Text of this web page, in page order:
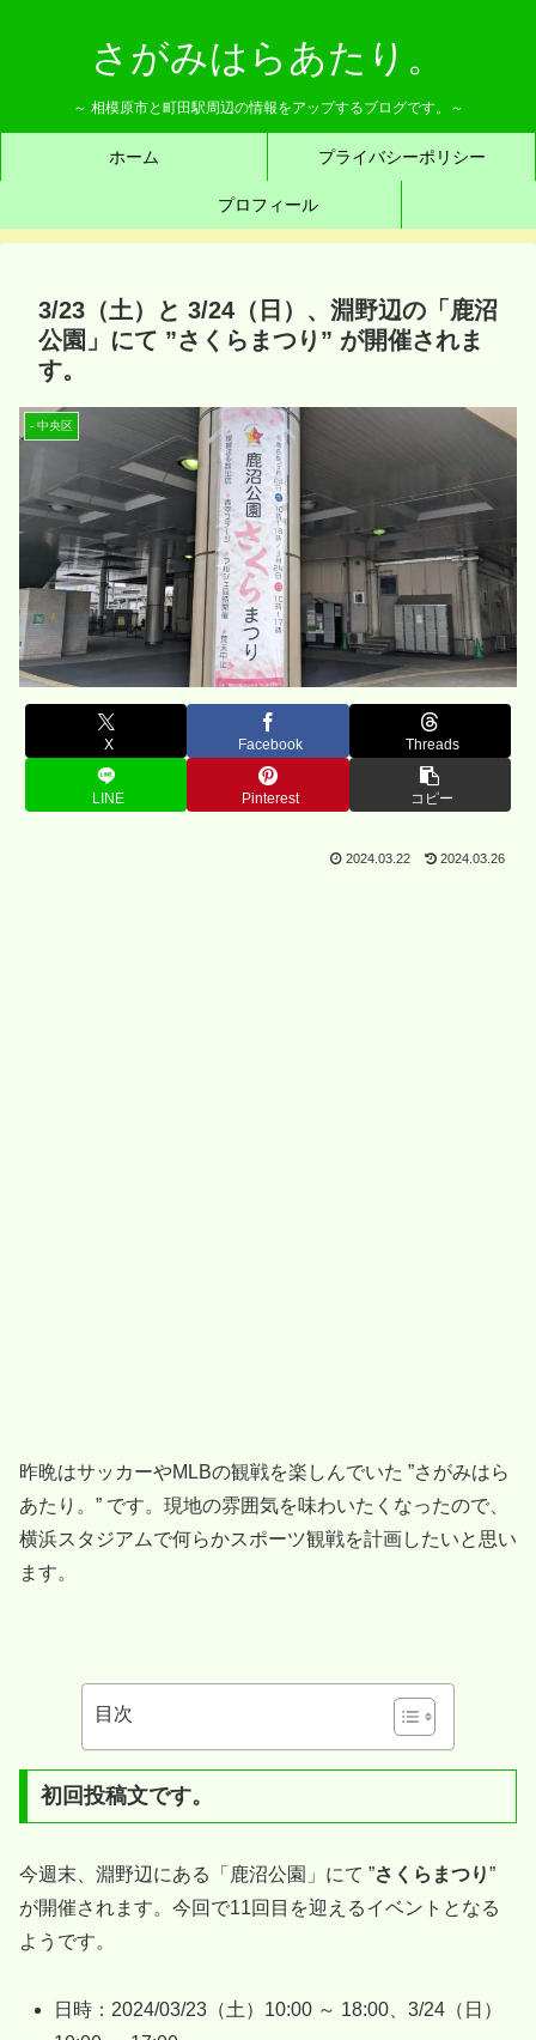
さがみはらあたり。
～ 相模原市と町田駅周辺の情報をアップするブログです。～
ホーム プライバシーポリシー
プロフィール
3/23（土）と 3/24（日）、淵野辺の「鹿沼
公園」にて ”さくらまつり” が開催されま
す。
- 中央区
X Facebook Threads
LINE Pinterest コピー
2024.03.22 2024.03.26
昨晩はサッカーやMLBの観戦を楽しんでいた ”さがみはら
あたり。” です。現地の雰囲気を味わいたくなったので、
横浜スタジアムで何らかスポーツ観戦を計画したいと思い
ます。
目次
初回投稿文です。
今週末、淵野辺にある「鹿沼公園」にて ”さくらまつり”
が開催されます。今回で11回目を迎えるイベントとなる
ようです。
日時：2024/03/23（土）10:00 ～ 18:00、3/24（日）